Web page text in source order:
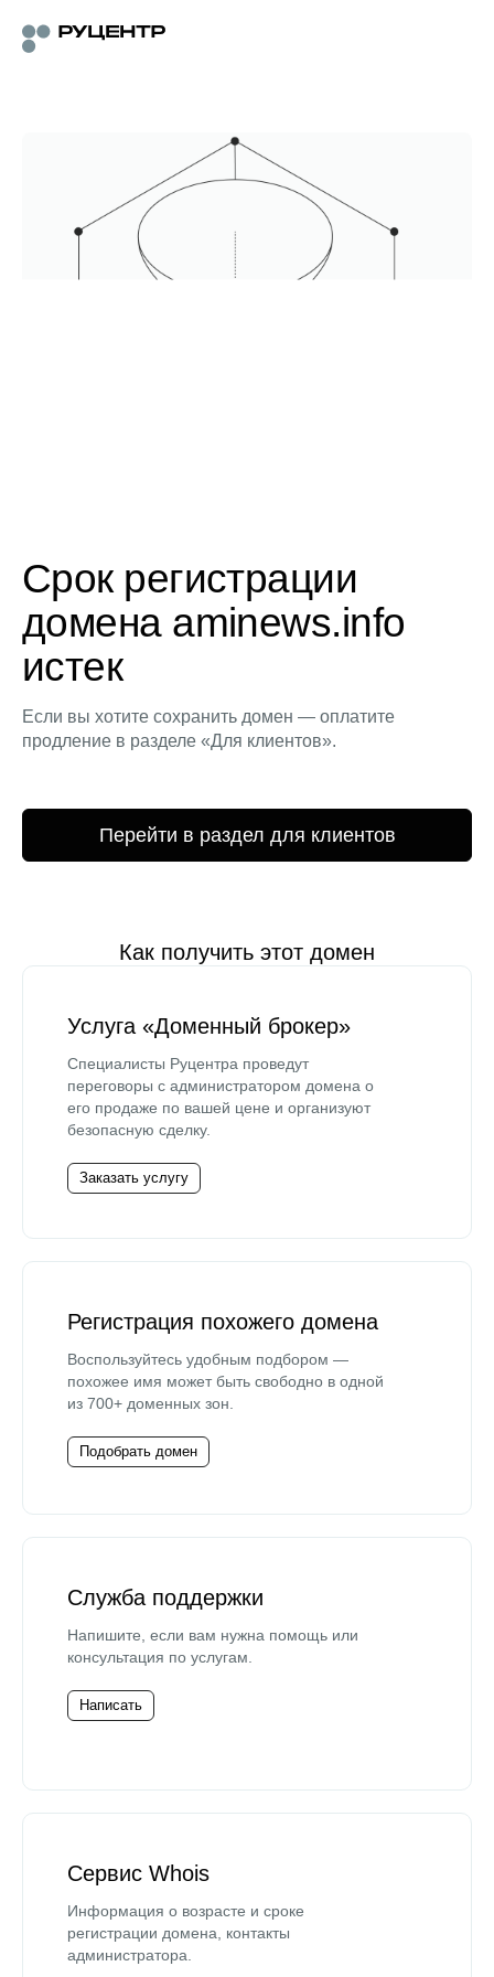
Срок регистрации
домена aminews.info
истек
Если вы хотите сохранить домен — оплатите
продление в разделе «Для клиентов».
Перейти в раздел для клиентов
Как получить этот домен
Услуга «Доменный брокер»
Специалисты Руцентра проведут
переговоры с администратором домена о
его продаже по вашей цене и организуют
безопасную сделку.
Заказать услугу
Регистрация похожего домена
Воспользуйтесь удобным подбором —
похожее имя может быть свободно в одной
из 700+ доменных зон.
Подобрать домен
Служба поддержки
Напишите, если вам нужна помощь или
консультация по услугам.
Написать
Сервис Whois
Информация о возрасте и сроке
регистрации домена, контакты
администратора.